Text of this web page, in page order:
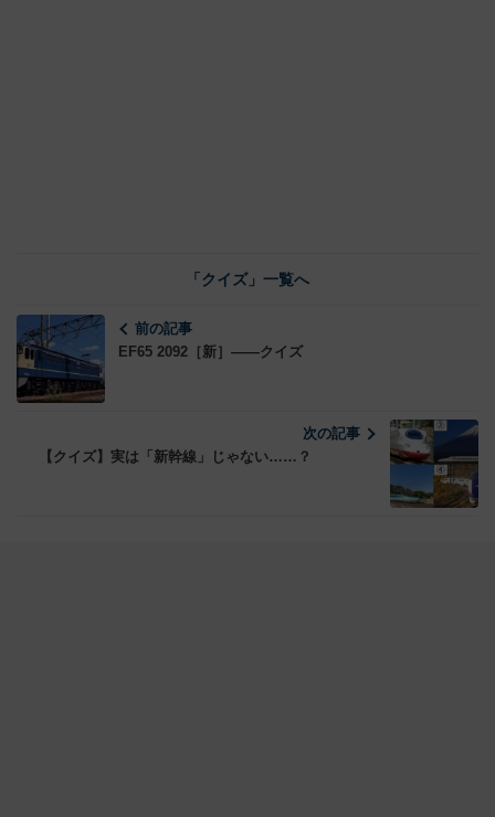
「クイズ」一覧へ
前の記事
EF65 2092［新］――クイズ
次の記事
【クイズ】実は「新幹線」じゃない……？